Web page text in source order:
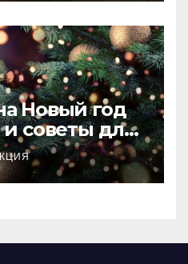
Новый год
советы для